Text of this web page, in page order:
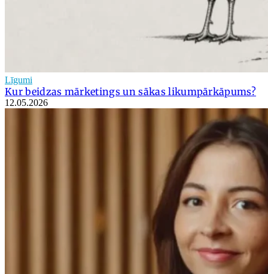
Līgumi
Kur beidzas mārketings un sākas likumpārkāpums?
12.05.2026